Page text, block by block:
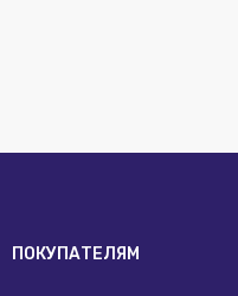
ПОКУПАТЕЛЯМ